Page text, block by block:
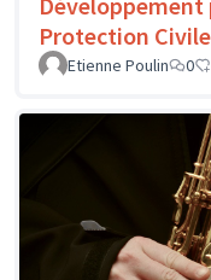
Protection
Etienne Poulin
0